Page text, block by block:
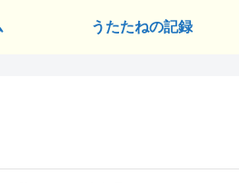
うたたねの記録